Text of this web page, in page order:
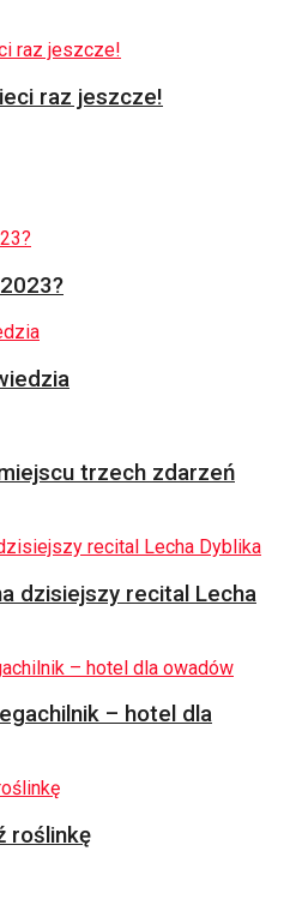
raz jeszcze!
trzech zdarzeń
dzisiejszy recital Lecha
– hotel dla
roślinkę